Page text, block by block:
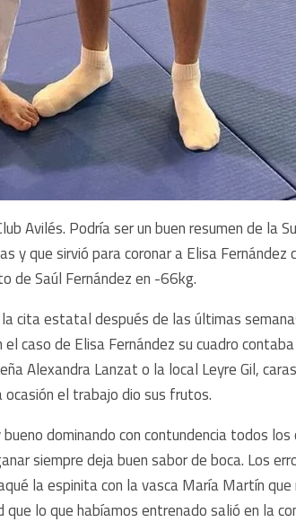
Avilés. Podría ser un buen resumen de la
y que sirvió para coronar a Elisa Fernández
de Saúl Fernández en -66kg.
cita estatal después de las últimas
caso de Elisa Fernández su cuadro
Alexandra Lanzat o la local Leyre Gil,
el trabajo dio sus frutos.
dominando con contundencia todos
siempre deja buen sabor de boca. Los
la espinita con la vasca María Martín que
que lo que habíamos entrenado salió en la